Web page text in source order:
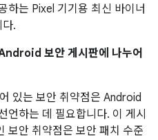
하는 Pixel 기기용 최신 바이너
.
보안 게시판에 나누어
있는 보안 취약점은 Android
언하는 데 필요합니다. 이 게시
보안 취약점은 보안 패치 수준